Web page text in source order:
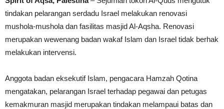
tindakan pelarangan serdadu Israel melakukan renovasi
mushola-mushola dan fasilitas masjid Al-Aqsha. Renovasi
merupakan wewenang badan wakaf Islam dan Israel tidak berhak
melakukan intervensi.
Anggota badan eksekutif Islam, pengacara Hamzah Qotina
mengatakan, pelarangan Israel terhadap pegawai dan petugas
kemakmuran masjid merupakan tindakan melampaui batas dan